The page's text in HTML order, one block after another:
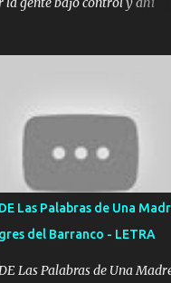
secuestr0 no r0bar De La C
comanda el doble P bien
PRIETO y la camisa es color
la Bandera por todita a la
patrullando la
hace falta mi APA FLACO
pa que sepan Aquí Pura
Las Palabras de Una
del Barranco - LETRA
Las Palabras de Una